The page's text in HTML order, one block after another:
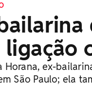
Horana, ex-
São Paulo; ela